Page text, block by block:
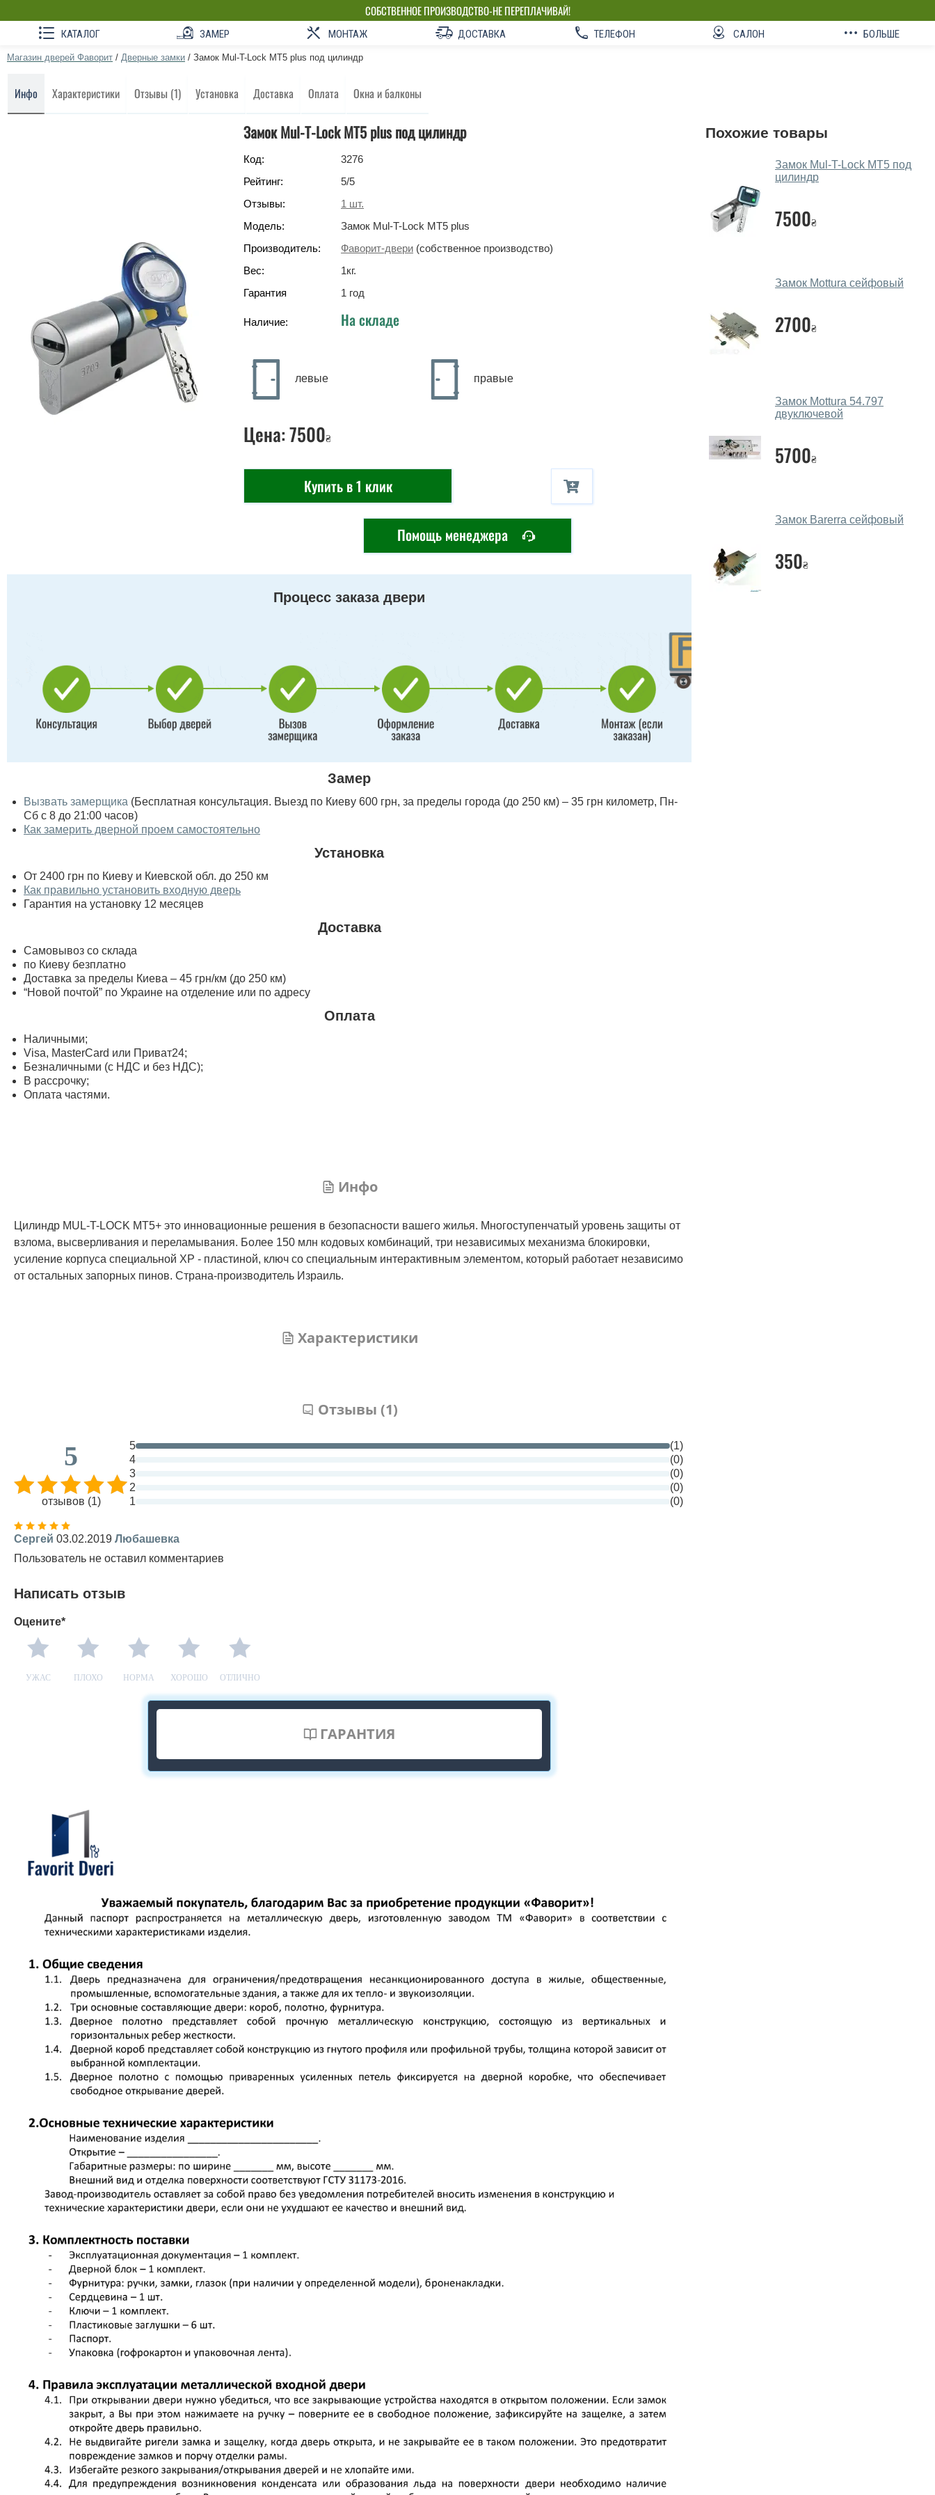
СОБСТВЕННОЕ ПРОИЗВОДСТВО-НЕ ПЕРЕПЛАЧИВАЙ!
КАТАЛОГ ЗАМЕР МОНТАЖ ДОСТАВКА ТЕЛЕФОН САЛОН БОЛЬШЕ
Магазин дверей Фаворит / Дверные замки / Замок Mul-T-Lock MT5 plus под цилиндр
Инфо Характеристики Отзывы (1) Установка Доставка Оплата Окна и балконы
Замок Mul-T-Lock MT5 plus под цилиндр
Код:
3276
Рейтинг:
5/5
Отзывы:
1 шт.
Модель:
Замок Mul-T-Lock MT5 plus
Производитель:
Фаворит-двери (собственное производство)
Вес:
1кг.
Гарантия
1 год
Наличие: На складе
левые правые
Цена:7500₴
Купить в 1 клик
Помощь менеджера
Процесс заказа двери
Замер
Вызвать замерщика (Бесплатная консультация. Выезд по Киеву 600 грн, за пределы города (до 250 км) – 35 грн километр, Пн-
Сб с 8 до 21:00 часов)
Как замерить дверной проем самостоятельно
Установка
От 2400 грн по Киеву и Киевской обл. до 250 км
Как правильно установить входную дверь
Гарантия на установку 12 месяцев
Доставка
Самовывоз со склада
по Киеву безплатно
Доставка за пределы Киева – 45 грн/км (до 250 км)
“Новой почтой” по Украине на отделение или по адресу
Оплата
Наличными;
Visa, MasterСard или Приват24;
Безналичными (с НДС и без НДС);
В рассрочку;
Оплата частями.
Инфо
Цилиндр MUL-T-LOCK MT5+ это инновационные решения в безопасности вашего жилья. Многоступенчатый уровень защиты от
взлома, высверливания и переламывания. Более 150 млн кодовых комбинаций, три независимых механизма блокировки,
усиление корпуса специальной XP - пластиной, ключ со специальным интерактивным элементом, который работает независимо
от остальных запорных пинов. Страна-производитель Израиль.
Характеристики
Отзывы (1)
5
отзывов (1)
5
(1)
4
(0)
3
(0)
2
(0)
1
(0)
Сергей 03.02.2019 Любашевка
Пользователь не оставил комментариев
Написать отзыв
Оцените*
УЖАС ПЛОХО НОРМА ХОРОШО ОТЛИЧНО
ГАРАНТИЯ
Похожие товары
Замок Mul-T-Lock MT5 под
цилиндр
7500₴
Замок Mottura сейфовый
2700₴
Замок Mottura 54.797
двуключевой
5700₴
Замок Barerra сейфовый
350₴